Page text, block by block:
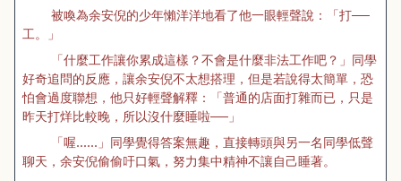
被喚為余安倪的少年懶洋洋地看了他一眼輕聲說：「打──
工。」
「什麼工作讓你累成這樣？不會是什麼非法工作吧？」同學
好奇追問的反應，讓余安倪不太想搭理，但是若說得太簡單，恐
怕會過度聯想，他只好輕聲解釋：「普通的店面打雜而已，只是
昨天打烊比較晚，所以沒什麼睡啦──」
「喔……」同學覺得答案無趣，直接轉頭與另一名同學低聲
聊天，余安倪偷偷吁口氣，努力集中精神不讓自己睡著。